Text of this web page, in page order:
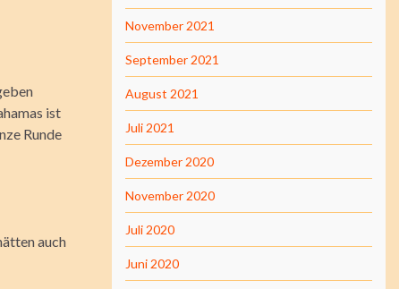
ist
Runde
auch
November 2021
September 2021
August 2021
Juli 2021
Dezember 2020
November 2020
Juli 2020
Juni 2020